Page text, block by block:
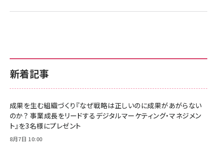
新着記事
成果を生む組織づくり『なぜ戦略は正しいのに成果があがらない
のか？ 事業成長をリードするデジタルマーケティング・マネジメン
ト』を3名様にプレゼント
8月7日 10:00